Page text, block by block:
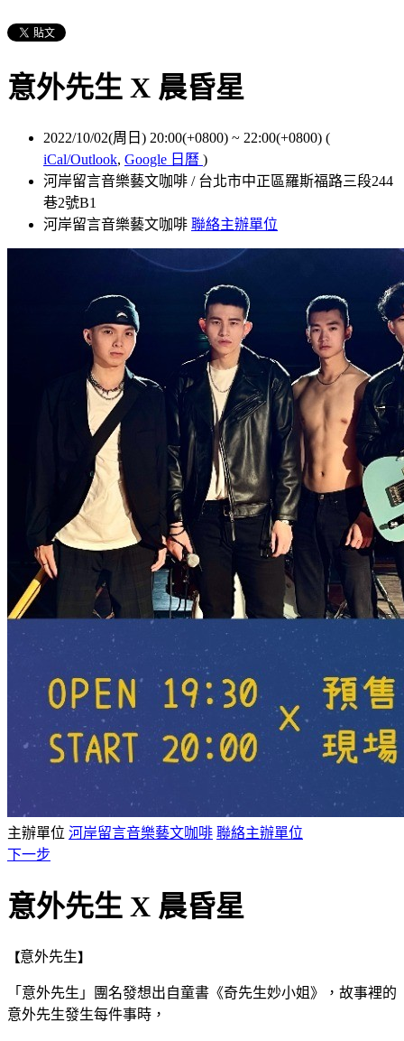
意外先生 X 晨昏星
2022/10/02(周日) 20:00(+0800) ~ 22:00(+0800) (
iCal/Outlook, Google 日曆 )
河岸留言音樂藝文咖啡 / 台北市中正區羅斯福路三段244
巷2號B1
河岸留言音樂藝文咖啡 聯絡主辦單位
主辦單位 河岸留言音樂藝文咖啡 聯絡主辦單位
下一步
意外先生 X 晨昏星
【意外先生】
「意外先生」團名發想出自童書《奇先生妙小姐》，故事裡的
意外先生發生每件事時，